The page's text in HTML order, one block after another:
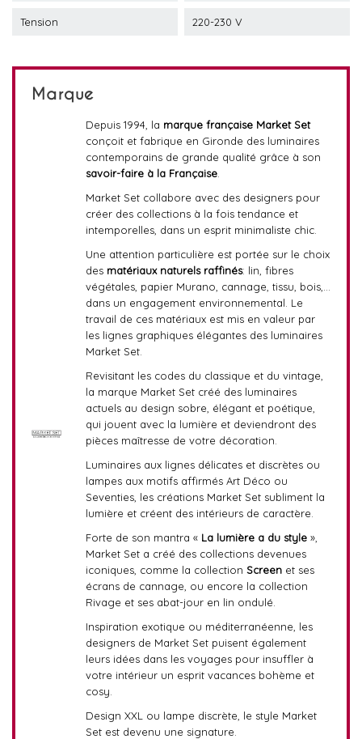
Tension 220-230 V
Marque
Depuis 1994, la marque française Market Set
conçoit et fabrique en Gironde des luminaires
contemporains de grande qualité grâce à son
savoir-faire à la Française.
Market Set collabore avec des designers pour
créer des collections à la fois tendance et
intemporelles, dans un esprit minimaliste chic.
Une attention particulière est portée sur le choix
des matériaux naturels raffinés: lin, fibres
végétales, papier Murano, cannage, tissu, bois,…
dans un engagement environnemental. Le
travail de ces matériaux est mis en valeur par
les lignes graphiques élégantes des luminaires
Market Set.
Revisitant les codes du classique et du vintage,
la marque Market Set créé des luminaires
actuels au design sobre, élégant et poétique,
qui jouent avec la lumière et deviendront des
pièces maîtresse de votre décoration.
Luminaires aux lignes délicates et discrètes ou
lampes aux motifs affirmés Art Déco ou
Seventies, les créations Market Set subliment la
lumière et créent des intérieurs de caractère.
Forte de son mantra « La lumière a du style»,
Market Set a créé des collections devenues
iconiques, comme la collection Screenet ses
écrans de cannage, ou encore la collection
Rivage et ses abat-jour en lin ondulé.
Inspiration exotique ou méditerranéenne, les
designers de Market Set puisent également
leurs idées dans les voyages pour insuffler à
votre intérieur un esprit vacances bohème et
cosy.
Design XXL ou lampe discrète, le style Market
Set est devenu une signature.